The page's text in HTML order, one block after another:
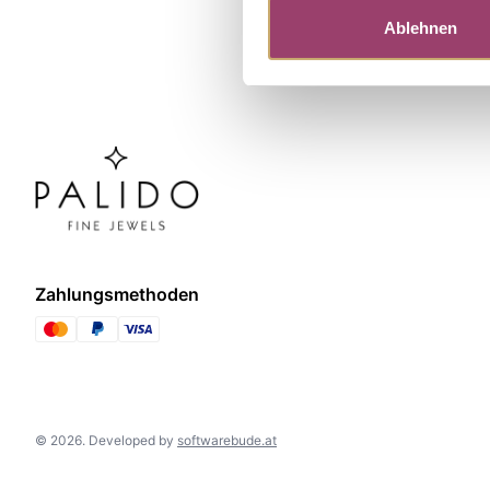
Ablehnen
Zahlungsmethoden
© 2026. Developed by softwarebude.at